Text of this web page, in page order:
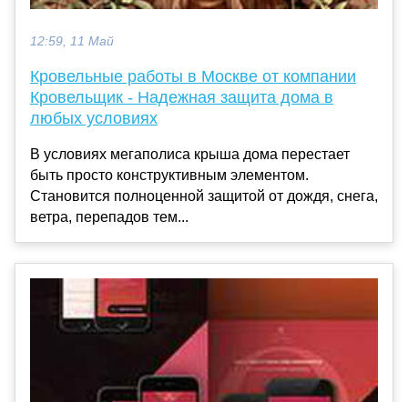
12:59, 11 Май
Кровельные работы в Москве от компании
Кровельщик - Надежная защита дома в
любых условиях
В условиях мегаполиса крыша дома перестает
быть просто конструктивным элементом.
Становится полноценной защитой от дождя, снега,
ветра, перепадов тем...